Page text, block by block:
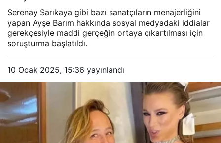
Serenay Sarıkaya gibi bazı sanatçıların menajerliğini
yapan Ayşe Barım hakkında sosyal medyadaki iddialar
gerekçesiyle maddi gerçeğin ortaya çıkartılması için
soruşturma başlatıldı.
10 Ocak 2025, 15:36 yayınlandı